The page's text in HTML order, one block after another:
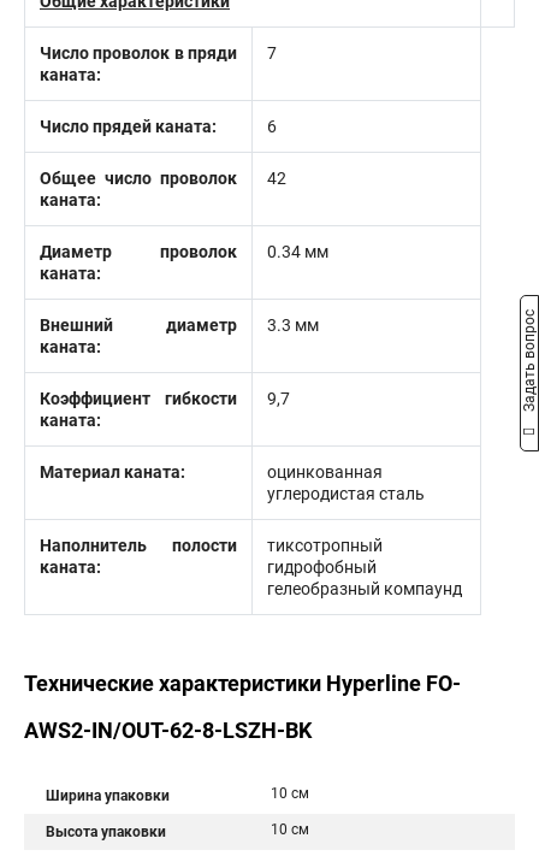
Число проволок в пряди
каната:
7
Число прядей каната: 6
Общее число проволок
каната:
42
Диаметр проволок
каната:
0.34 мм
Внешний диаметр
каната:
3.3 мм
Коэффициент гибкости
каната:
9,7
Материал каната:
оцинкованная
углеродистая сталь
Наполнитель полости
каната:
тиксотропный
гидрофобный
гелеобразный компаунд
Технические характеристики Hyperline FO-
AWS2-IN/OUT-62-8-LSZH-BK
Ширина упаковки 10 см
Высота упаковки 10 см
Задать вопрос